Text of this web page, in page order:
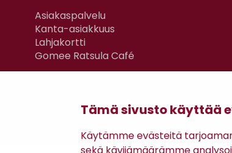
Tämä sivusto käyttää
Käytämme evästeitä
Asiakaspalvelu
Kanta-asiakkuus
Lahjakortti
Gomee Ratsula Café